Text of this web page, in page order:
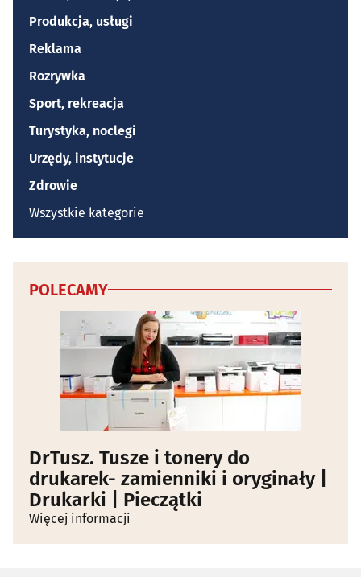
Produkcja, usługi
Reklama
Rozrywka
Sport, rekreacja
Turystyka, noclegi
Urzędy, instytucje
Zdrowie
Wszystkie kategorie
POLECAMY
DrTusz. Tusze i tonery do
drukarek- zamienniki i oryginały |
Drukarki | Pieczątki
Więcej informacji